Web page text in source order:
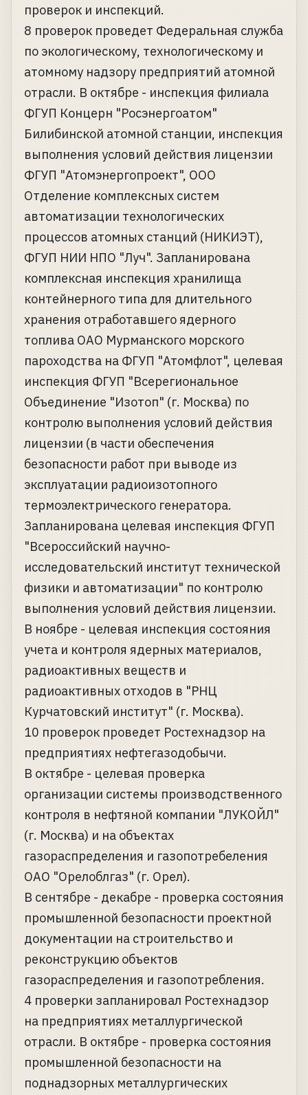
проверок и инспекций.
8 проверок проведет Федеральная служба
по экологическому, технологическому и
атомному надзору предприятий атомной
отрасли. В октябре - инспекция филиала
ФГУП Концерн "Росэнергоатом"
Билибинской атомной станции, инспекция
выполнения условий действия лицензии
ФГУП "Атомэнергопроект", ООО
Отделение комплексных систем
автоматизации технологических
процессов атомных станций (НИКИЭТ),
ФГУП НИИ НПО "Луч". Запланирована
комплексная инспекция хранилища
контейнерного типа для длительного
хранения отработавшего ядерного
топлива ОАО Мурманского морского
пароходства на ФГУП "Атомфлот", целевая
инспекция ФГУП "Всерегиональное
Объединение "Изотоп" (г. Москва) по
контролю выполнения условий действия
лицензии (в части обеспечения
безопасности работ при выводе из
эксплуатации радиоизотопного
термоэлектрического генератора.
Запланирована целевая инспекция ФГУП
"Всероссийский научно-
исследовательский институт технической
физики и автоматизации" по контролю
выполнения условий действия лицензии.
В ноябре - целевая инспекция состояния
учета и контроля ядерных материалов,
радиоактивных веществ и
радиоактивных отходов в "РНЦ
Курчатовский институт" (г. Москва).
10 проверок проведет Ростехнадзор на
предприятиях нефтегазодобычи.
В октябре - целевая проверка
организации системы производственного
контроля в нефтяной компании "ЛУКОЙЛ"
(г. Москва) и на объектах
газораспределения и газопотребеления
ОАО "Орелоблгаз" (г. Орел).
В сентябре - декабре - проверка состояния
промышленной безопасности проектной
документации на строительство и
реконструкцию объектов
газораспределения и газопотребления.
4 проверки запланировал Ростехнадзор
на предприятиях металлургической
отрасли. В октябре - проверка состояния
промышленной безопасности на
поднадзорных металлургических